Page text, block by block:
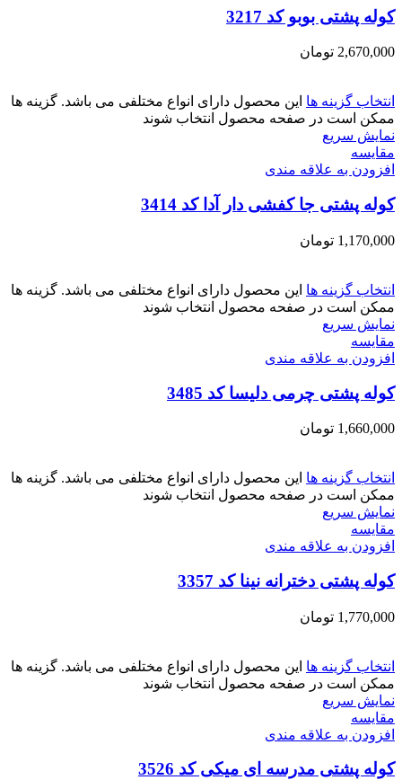
کوله پشتی بوبو کد 3217
2,670,000 تومان
انتخاب گزینه ها این محصول دارای انواع مختلفی می باشد. گزینه ها
ممکن است در صفحه محصول انتخاب شوند
نمایش سریع
مقايسه
افزودن به علاقه مندی
کوله پشتی جا کفشی دار آدا کد 3414
1,170,000 تومان
انتخاب گزینه ها این محصول دارای انواع مختلفی می باشد. گزینه ها
ممکن است در صفحه محصول انتخاب شوند
نمایش سریع
مقايسه
افزودن به علاقه مندی
کوله پشتی چرمی دلیسا کد 3485
1,660,000 تومان
انتخاب گزینه ها این محصول دارای انواع مختلفی می باشد. گزینه ها
ممکن است در صفحه محصول انتخاب شوند
نمایش سریع
مقايسه
افزودن به علاقه مندی
کوله پشتی دخترانه نینا کد 3357
1,770,000 تومان
انتخاب گزینه ها این محصول دارای انواع مختلفی می باشد. گزینه ها
ممکن است در صفحه محصول انتخاب شوند
نمایش سریع
مقايسه
افزودن به علاقه مندی
کوله پشتی مدرسه ای میکی کد 3526